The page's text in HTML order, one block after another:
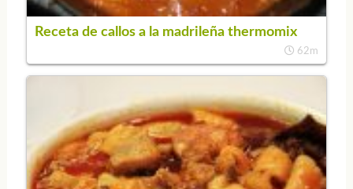
Receta de callos a la madrileña thermomix
62m